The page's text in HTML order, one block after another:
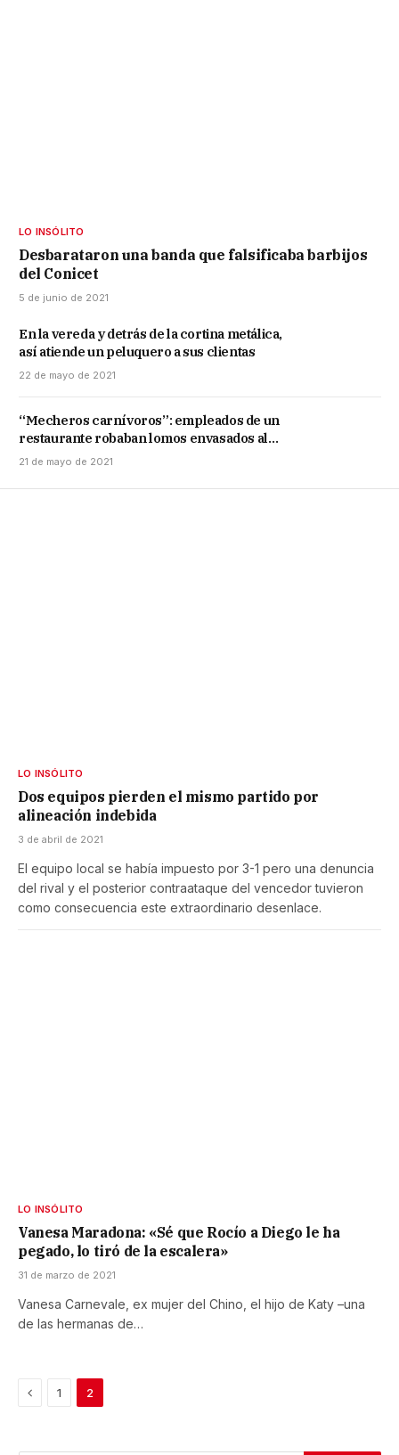
LO INSÓLITO
Desbarataron una banda que falsificaba barbijos
del Conicet
5 de junio de 2021
En la vereda y detrás de la cortina metálica,
así atiende un peluquero a sus clientas
22 de mayo de 2021
“Mecheros carnívoros”: empleados de un
restaurante robaban lomos envasados al
vacío
21 de mayo de 2021
LO INSÓLITO
Dos equipos pierden el mismo partido por
alineación indebida
3 de abril de 2021
El equipo local se había impuesto por 3-1 pero una denuncia
del rival y el posterior contraataque del vencedor tuvieron
como consecuencia este extraordinario desenlace.
LO INSÓLITO
Vanesa Maradona: «Sé que Rocío a Diego le ha
pegado, lo tiró de la escalera»
31 de marzo de 2021
Vanesa Carnevale, ex mujer del Chino, el hijo de Katy –una
de las hermanas de…
Previous
1 2